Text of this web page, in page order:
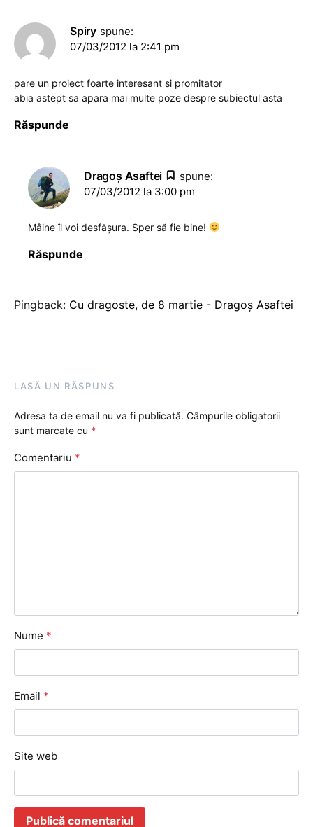
Spiry spune:
07/03/2012 la 2:41 pm
pare un proiect foarte interesant si promitator
abia astept sa apara mai multe poze despre subiectul asta
Răspunde
Dragoş Asaftei
spune:
07/03/2012 la 3:00 pm
Mâine îl voi desfășura. Sper să fie bine!
Răspunde
Pingback: Cu dragoste, de 8 martie - Dragoș Asaftei
LASĂ UN RĂSPUNS
Adresa ta de email nu va fi publicată. Câmpurile obligatorii
sunt marcate cu *
Comentariu *
Nume *
Email *
Site web